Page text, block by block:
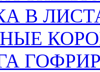
В